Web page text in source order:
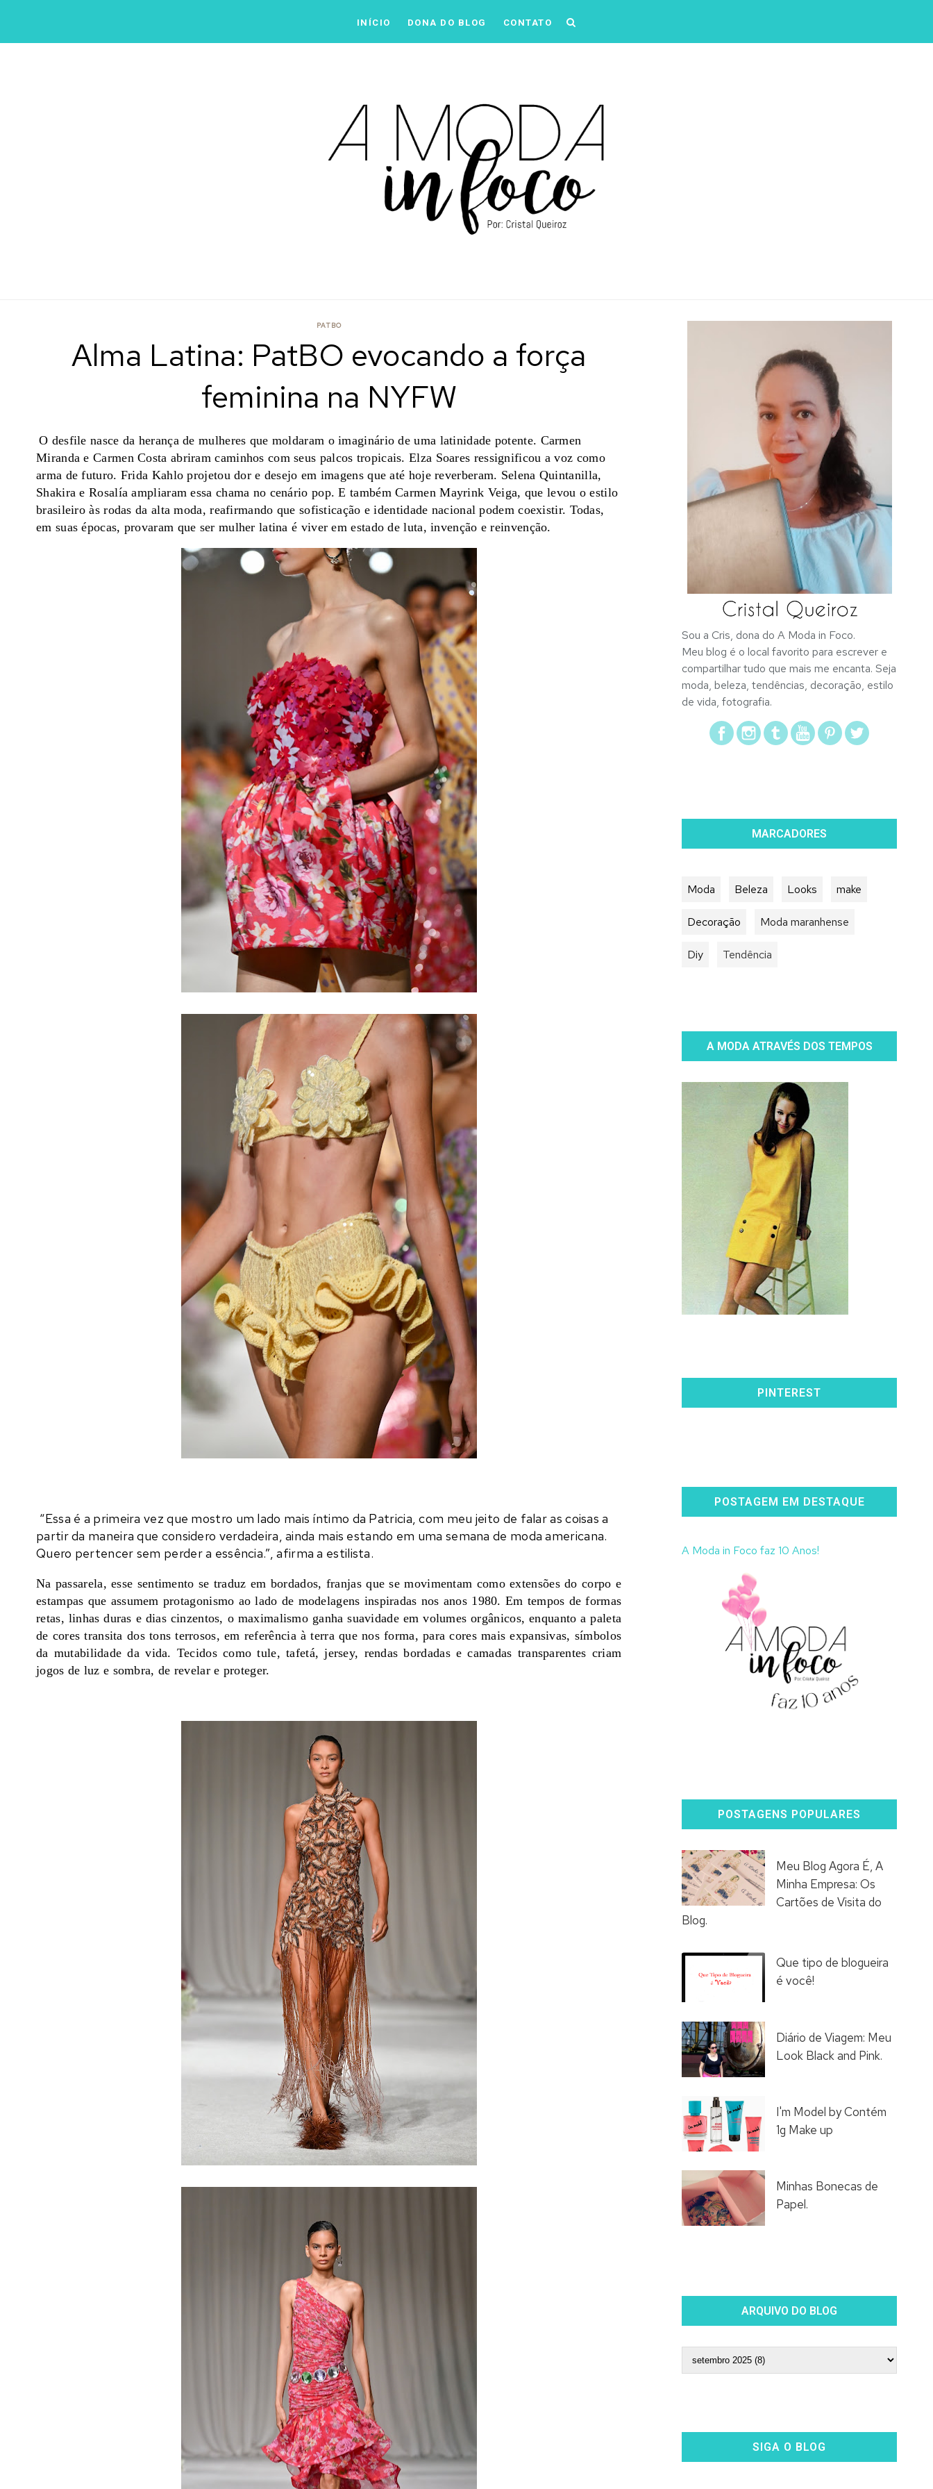
INÍCIO DONA DO BLOG CONTATO
PATBO
Alma Latina: PatBO evocando a força
feminina na NYFW
O desfile nasce da herança de mulheres que moldaram o imaginário de uma latinidade potente. Carmen
Miranda e Carmen Costa abriram caminhos com seus palcos tropicais. Elza Soares ressignificou a voz como
arma de futuro. Frida Kahlo projetou dor e desejo em imagens que até hoje reverberam. Selena Quintanilla,
Shakira e Rosalía ampliaram essa chama no cenário pop. E também Carmen Mayrink Veiga, que levou o estilo
brasileiro às rodas da alta moda, reafirmando que sofisticação e identidade nacional podem coexistir. Todas,
em suas épocas, provaram que ser mulher latina é viver em estado de luta, invenção e reinvenção.
“Essa é a primeira vez que mostro um lado mais íntimo da Patricia, com meu jeito de falar as coisas a
partir da maneira que considero verdadeira, ainda mais estando em uma semana de moda americana.
Quero pertencer sem perder a essência.”, afirma a estilista.
Na passarela, esse sentimento se traduz em bordados, franjas que se movimentam como extensões do corpo e
estampas que assumem protagonismo ao lado de modelagens inspiradas nos anos 1980. Em tempos de formas
retas, linhas duras e dias cinzentos, o maximalismo ganha suavidade em volumes orgânicos, enquanto a paleta
de cores transita dos tons terrosos, em referência à terra que nos forma, para cores mais expansivas, símbolos
da mutabilidade da vida. Tecidos como tule, tafetá, jersey, rendas bordadas e camadas transparentes criam
jogos de luz e sombra, de revelar e proteger.
Sou a Cris, dona do A Moda in Foco.
Meu blog é o local favorito para escrever e
compartilhar tudo que mais me encanta. Seja
moda, beleza, tendências, decoração, estilo
de vida, fotografia.
MARCADORES
Moda Beleza Looks make
Decoração Moda maranhense
Diy Tendência
A MODA ATRAVÉS DOS TEMPOS
PINTEREST
POSTAGEM EM DESTAQUE
A Moda in Foco faz 10 Anos!
POSTAGENS POPULARES
Meu Blog Agora É, A
Minha Empresa: Os
Cartões de Visita do
Blog.
Que tipo de blogueira
é você!
Diário de Viagem: Meu
Look Black and Pink.
I'm Model by Contém
1g Make up
Minhas Bonecas de
Papel.
ARQUIVO DO BLOG
SIGA O BLOG